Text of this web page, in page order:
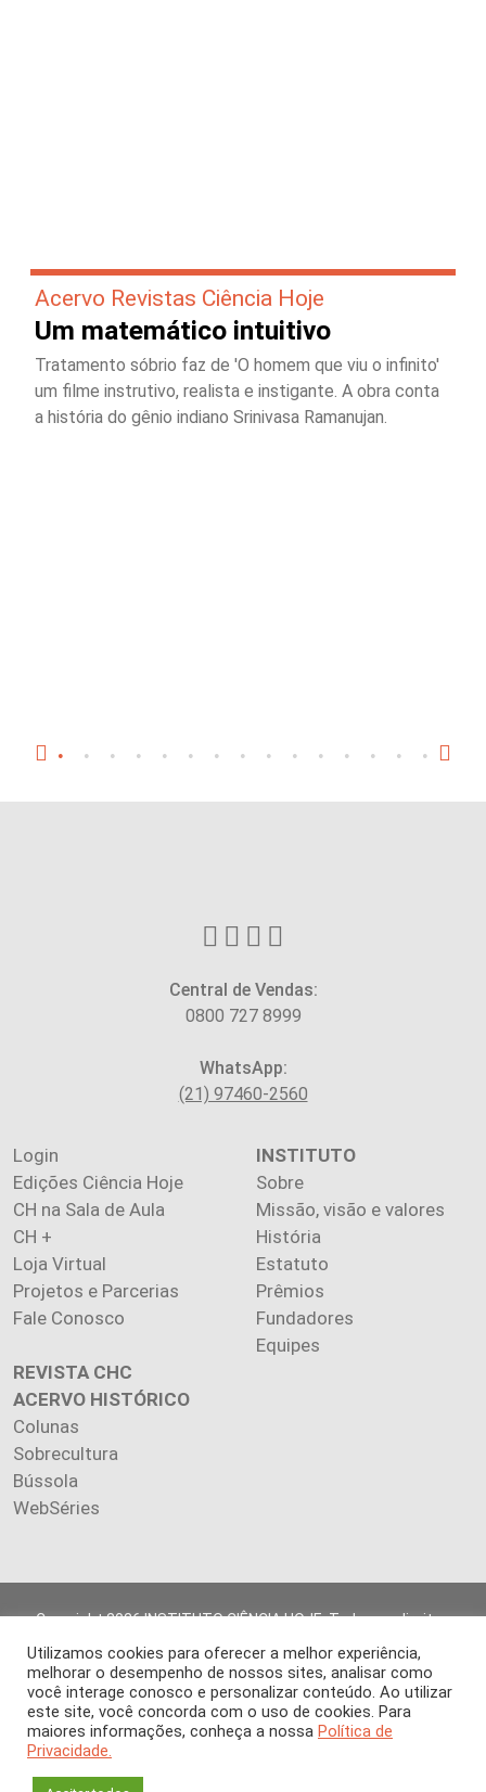
Acervo Revistas Ciência Hoje
Um matemático intuitivo
Tratamento sóbrio faz de 'O homem que viu o infinito'
um filme instrutivo, realista e instigante. A obra conta
a história do gênio indiano Srinivasa Ramanujan.
Central de Vendas:
0800 727 8999
WhatsApp:
(21) 97460-2560
Login
Edições Ciência Hoje
CH na Sala de Aula
CH +
Loja Virtual
Projetos e Parcerias
Fale Conosco
INSTITUTO
Sobre
Missão, visão e valores
História
Estatuto
Prêmios
Fundadores
Equipes
REVISTA CHC
ACERVO HISTÓRICO
Colunas
Sobrecultura
Bússola
WebSéries
Copyright 2026 INSTITUTO CIÊNCIA HOJE. Todos os direitos
Os artigos publicados na revista refletem exclusivamente a
opinião de seus autores.
É proibida a reprodução, integral ou parcial, do conteúdo (imagens
e textos) sem prévia autorização.
Utilizamos cookies para oferecer a melhor experiência,
melhorar o desempenho de nossos sites, analisar como
você interage conosco e personalizar conteúdo. Ao utilizar
este site, você concorda com o uso de cookies. Para
maiores informações, conheça a nossa Política de
Privacidade.